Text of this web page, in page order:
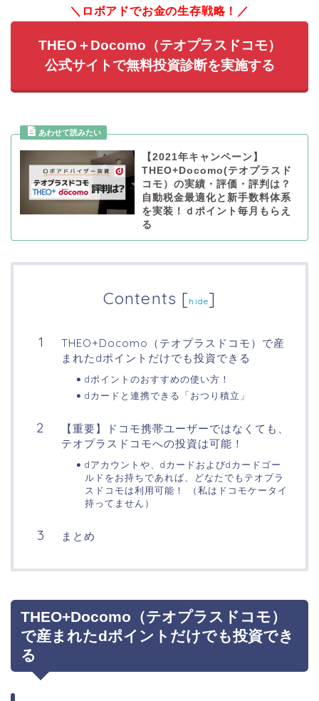
＼ロボアドでお金の生存戦略！／
THEO＋Docomo（テオプラスドコモ）
公式サイトで無料投資診断を実施する
【2021年キャンペーン】
THEO+Docomo(テオプラスド
コモ）の実績・評価・評判は？
自動税金最適化と新手数料体系
を実装！ｄポイント毎月もらえ
る
Contents [hide]
THEO+Docomo（テオプラスドコモ）で産
まれたdポイントだけでも投資できる
dポイントのおすすめの使い方！
dカードと連携できる「おつり積立」
【重要】ドコモ携帯ユーザーではなくても、
テオプラスドコモへの投資は可能！
dアカウントや、dカードおよびdカードゴー
ルドをお持ちであれば、どなたでもテオプラ
スドコモは利用可能！ （私はドコモケータイ
持ってません）
まとめ
THEO+Docomo（テオプラスドコモ）
で産まれたdポイントだけでも投資でき
る